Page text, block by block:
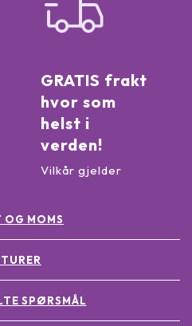
GRATIS frakt
hvor som
helst i
verden!
Vilkår gjelder
OG MOMS
SPØRSMÅL